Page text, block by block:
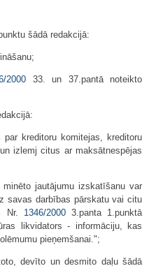
šādā redakcijā:
2000 33. un 37.pantā noteikto
kreditoru komitejas, kreditoru
izlemj citus ar maksātnespējas
jautājumu izskatīšanu var
savas darbības pārskatu vai citu
Nr. 1346/20003.panta 1.punktā
likvidators - informāciju, kas
pieņemšanai.";
devīto un desmito daļu šādā